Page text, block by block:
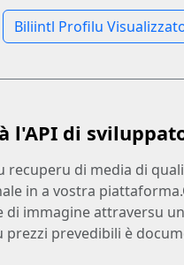
Biliintl Profilu
l'API di
recuperu di media di
in a vostra
di immagine attraversu un
prezzi prevedibili è